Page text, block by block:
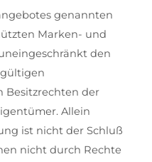
genannten
Marken- und
den
Besitzrechten der
Allein
ist nicht der Schluß
nicht durch Rechte